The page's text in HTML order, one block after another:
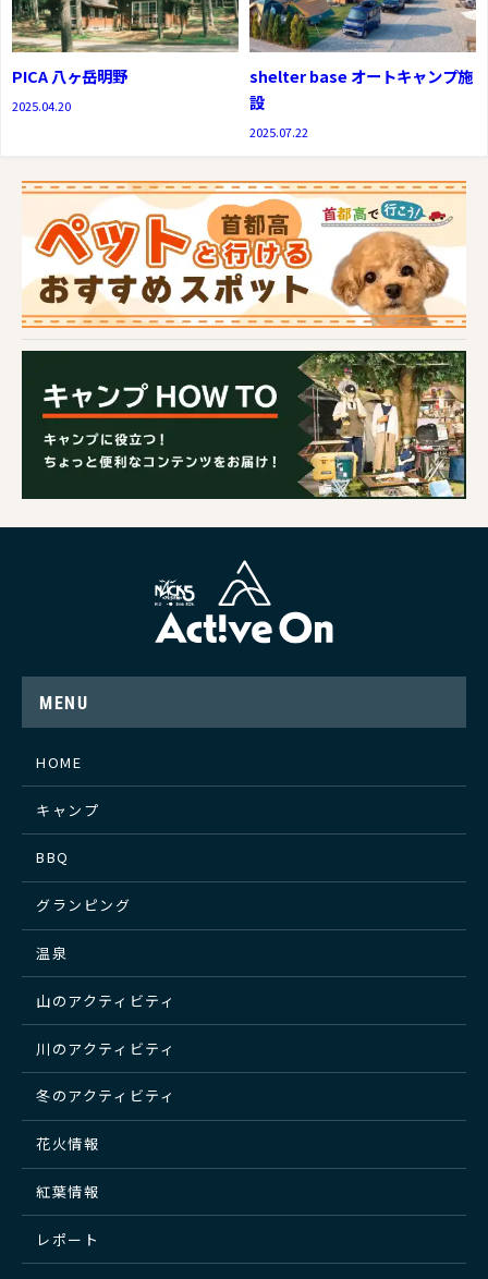
PICA 八ヶ岳明野
2025.04.20
shelter base オートキャンプ施
設
2025.07.22
MENU
HOME
キャンプ
BBQ
グランピング
温泉
山のアクティビティ
川のアクティビティ
冬のアクティビティ
花火情報
紅葉情報
レポート